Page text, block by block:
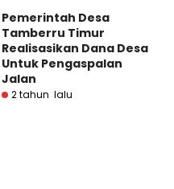
Pemerintah Desa
Tamberru Timur
Realisasikan Dana Desa
Untuk Pengaspalan
Jalan
2 tahun lalu